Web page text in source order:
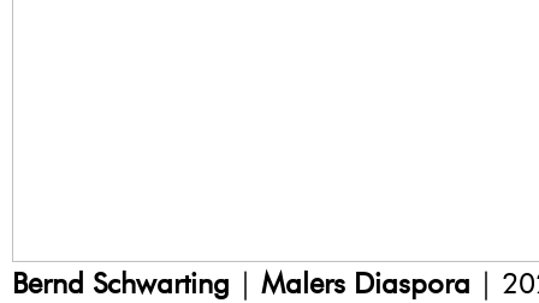
Bernd Schwarting | Malers Diaspora |